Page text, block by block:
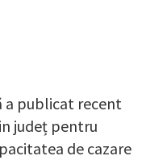
a publicat recent
județ pentru
de cazare